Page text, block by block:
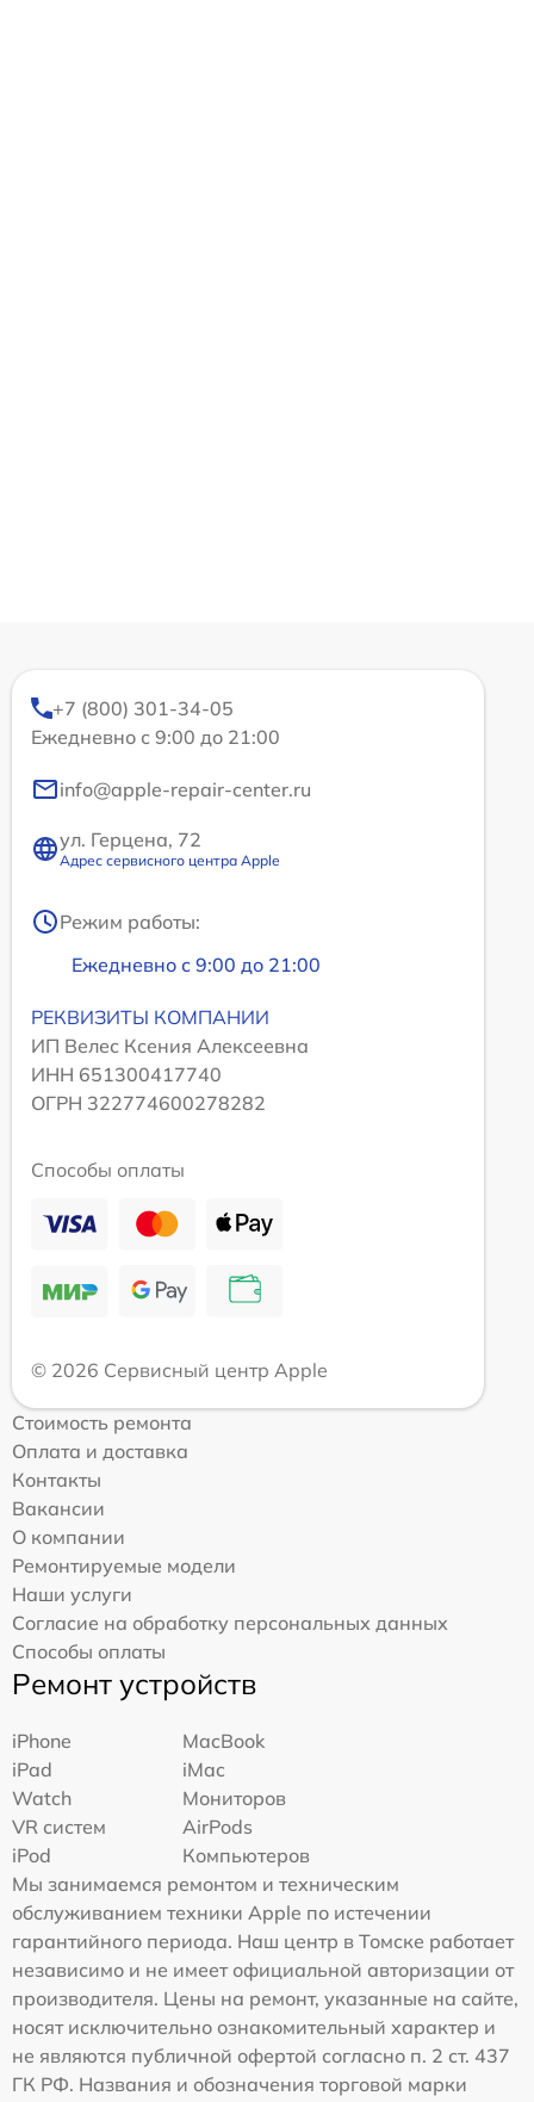
+7 (800) 301-34-05
Ежедневно с 9:00 до 21:00
info@apple-repair-center.ru
ул. Герцена, 72
Адрес сервисного центра Apple
Режим работы:
Ежедневно с 9:00 до 21:00
РЕКВИЗИТЫ КОМПАНИИ
ИП Велес Ксения Алексеевна
ИНН 651300417740
ОГРН 322774600278282
Способы оплаты
© 2026 Сервисный центр Apple
Стоимость ремонта
Оплата и доставка
Контакты
Вакансии
О компании
Ремонтируемые модели
Наши услуги
Согласие на обработку персональных данных
Способы оплаты
Ремонт устройств
iPhone
MacBook
iPad
iMac
Watch
Мониторов
VR систем
AirPods
iPod
Компьютеров
Мы занимаемся ремонтом и техническим
обслуживанием техники Apple по истечении
гарантийного периода. Наш центр в Томске работает
независимо и не имеет официальной авторизации от
производителя. Цены на ремонт, указанные на сайте,
носят исключительно ознакомительный характер и
не являются публичной офертой согласно п. 2 ст. 437
ГК РФ. Названия и обозначения торговой марки